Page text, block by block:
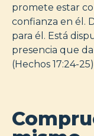
promete estar
confianza en él.
para él. Está
presencia que
(Hechos 17:24-